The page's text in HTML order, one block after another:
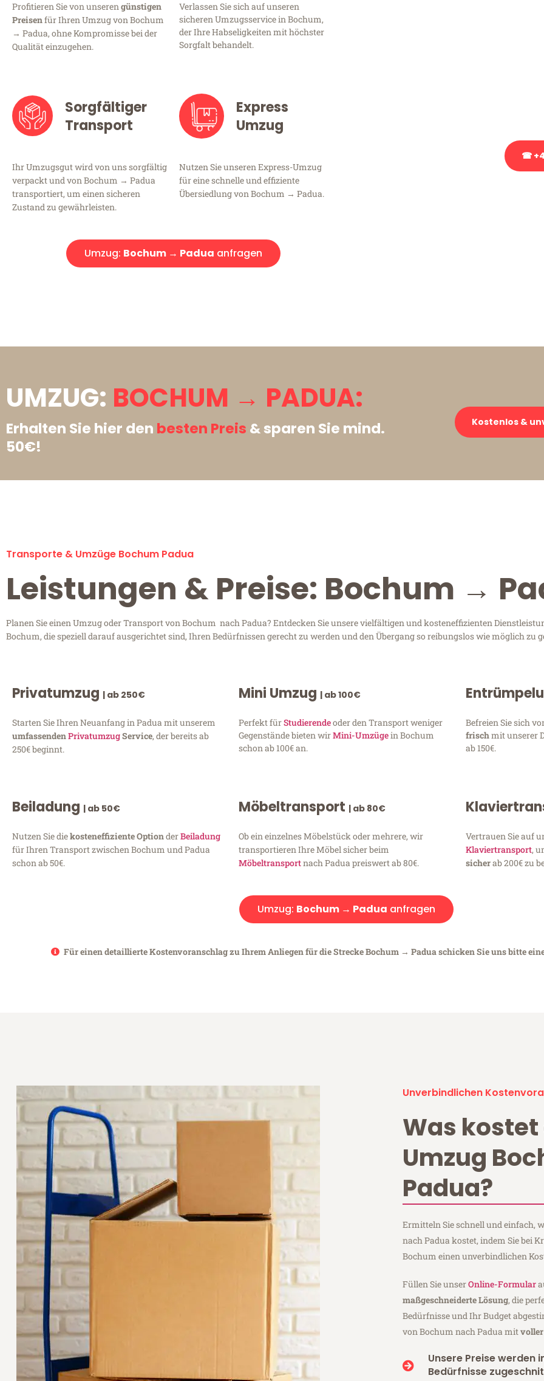
Profitieren Sie von unserengünstigen
Preisenfür Ihren Umzug von Bochum
→ Padua, ohne Kompromisse bei der
Qualität einzugehen.
Verlassen Sie sich auf unseren
sicheren Umzugsservice in Bochum,
der Ihre Habseligkeiten mit höchster
Sorgfalt behandelt.
Sorgfältiger
Transport
Ihr Umzugsgut wird von uns sorgfältig
verpackt und von Bochum → Padua
transportiert, um einen sicheren
Zustand zu gewährleisten.
Express
Umzug
Nutzen Sie unseren Express-Umzug
für eine schnelle und effiziente
Übersiedlung von Bochum → Padua.
Umzug: Bochum → Padua anfragen
☎
UMZUG: BOCHUM → PADUA:
Erhalten Sie hier den besten Preis & sparen Sie mind.
50€!
Kostenlos &
Transporte & Umzüge Bochum Padua
Leistungen & Preise: Bochum →
Planen Sie einen Umzug oder Transport von Bochum nach Padua? Entdecken Sie unsere vielfältigen und kosteneffizienten
Bochum, die speziell darauf ausgerichtet sind, Ihren Bedürfnissen gerecht zu werden und den Übergang so reibungslos wie möglich zu
Privatumzug | ab 250€
Starten Sie Ihren Neuanfang in Padua mit unserem
umfassendenPrivatumzugService, der bereits ab
250€ beginnt.
Mini Umzug | ab 100€
Perfekt fürStudierendeoder den Transport weniger
Gegenstände bieten wirMini-Umzügein Bochum
schon ab 100€ an.
Befreien Sie sich
frischmit unserer
ab 150€.
Beiladung | ab 50€
Nutzen Sie diekosteneffiziente OptionderBeiladung
für Ihren Transport zwischen Bochum und Padua
schon ab 50€.
Möbeltransport | ab 80€
Ob ein einzelnes Möbelstück oder mehrere, wir
transportieren Ihre Möbel sicher beim
Möbeltransportnach Padua preiswert ab 80€.
Vertrauen Sie auf
Klaviertransport,
sicherab 200€ zu
Umzug: Bochum → Padua anfragen
Für einen detaillierte Kostenvoranschlag zu Ihrem Anliegen für die Strecke Bochum → Padua schicken Sie uns bitte
Unverbindlichen
Was kostet
Umzug
Padua?
Ermitteln Sie schnell und einfach,
nach Padua kostet, indem Sie bei
Bochum einen unverbindlichen
Füllen Sie unserOnline-Formular
maßgeschneiderte Lösung, die
Bedürfnisse und Ihr Budget
von Bochum nach Padua mit
Unsere Preise werden
Bedürfnisse